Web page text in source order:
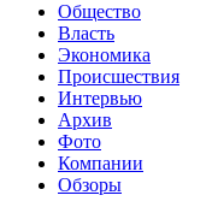
Общество
Власть
Экономика
Происшествия
Интервью
Архив
Фото
Компании
Обзоры